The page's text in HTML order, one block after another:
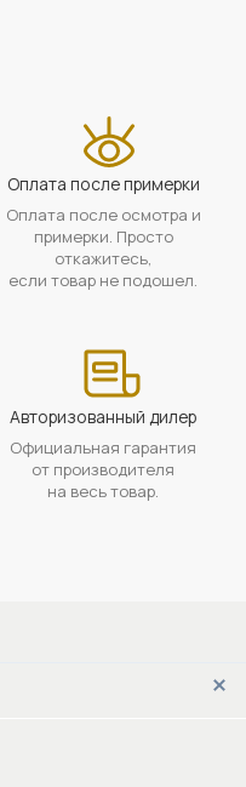
Оплата после примерки
Оплата после осмотра и
примерки. Просто
откажитесь,
если товар не подошел.
Авторизованный дилер
Официальная гарантия
от производителя
на весь товар.